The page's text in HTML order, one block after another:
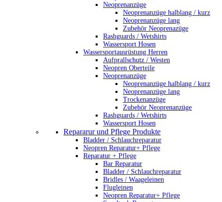
Neoprenanzüge
Neoprenanzüge halblang / kurz
Neoprenanzüge lang
Zubehör Neoprenazüge
Rashguards / Wetshirts
Wassersport Hosen
Wassersportausrüstung Herren
Aufprallschutz / Westen
Neopren Oberteile
Neoprenanzüge
Neoprenanzüge halblang / kurz
Neoprenanzüge lang
Trockenanzüge
Zubehör Neoprenanzüge
Rashguards / Wetshirts
Wassersport Hosen
Repararur und Pflege Produkte
Bladder / Schlauchreparatur
Neopren Reparatur+ Pflege
Reparatur + Pflege
Bar Reparatur
Bladder / Schlauchreparatur
Bridles / Waageleinen
Flugleinen
Neopren Reparatur+ Pflege